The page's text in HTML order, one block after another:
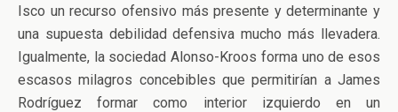
Isco un recurso ofensivo más presente y determinante y
una supuesta debilidad defensiva mucho más llevadera.
Igualmente, la sociedad Alonso-Kroos forma uno de esos
escasos milagros concebibles que permitirían a James
Rodríguez formar como interior izquierdo en un